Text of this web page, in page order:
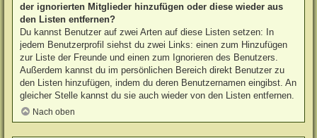
der ignorierten Mitglieder hinzufügen oder diese wieder aus
den Listen entfernen?
Du kannst Benutzer auf zwei Arten auf diese Listen setzen: In
jedem Benutzerprofil siehst du zwei Links: einen zum Hinzufügen
zur Liste der Freunde und einen zum Ignorieren des Benutzers.
Außerdem kannst du im persönlichen Bereich direkt Benutzer zu
den Listen hinzufügen, indem du deren Benutzernamen eingibst. An
gleicher Stelle kannst du sie auch wieder von den Listen entfernen.
Nach oben